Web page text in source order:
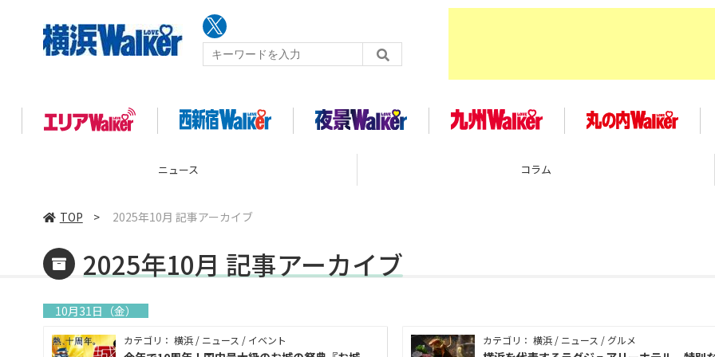
TOP > 2025年10月 記事アーカイブ
2025年10月 記事アーカイブ
10月31日（金）
カテゴリ： 横浜 / ニュース / イベント カテゴリ： 横浜 / ニュース / グルメ